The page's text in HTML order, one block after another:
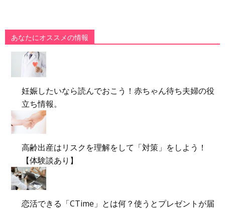
あなたにオススメの情報
妊娠したいなら読んでおこう！赤ちゃん待ち夫婦の役
立ち情報。
高齢出産はリスクを理解をして「対策」をしよう！
【体験談あり】
恋活できる「CTime」とは何？使うとプレゼントが届